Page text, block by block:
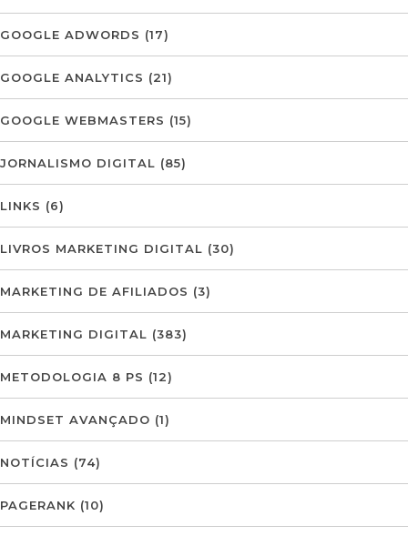
GOOGLE ADWORDS (17)
GOOGLE ANALYTICS (21)
GOOGLE WEBMASTERS (15)
JORNALISMO DIGITAL (85)
LINKS (6)
LIVROS MARKETING DIGITAL (30)
MARKETING DE AFILIADOS (3)
MARKETING DIGITAL (383)
METODOLOGIA 8 PS (12)
MINDSET AVANÇADO (1)
NOTÍCIAS (74)
PAGERANK (10)